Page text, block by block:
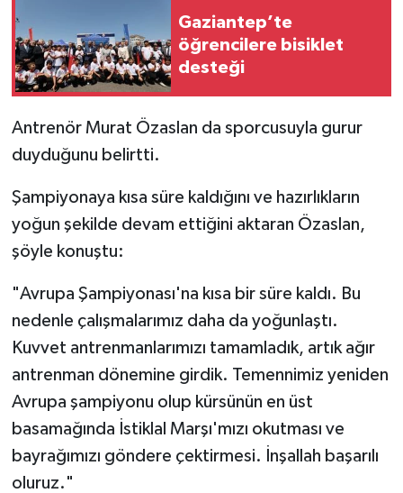
Gaziantep’te
öğrencilere bisiklet
desteği
Antrenör Murat Özaslan da sporcusuyla gurur
duyduğunu belirtti.
Şampiyonaya kısa süre kaldığını ve hazırlıkların
yoğun şekilde devam ettiğini aktaran Özaslan,
şöyle konuştu:
"Avrupa Şampiyonası'na kısa bir süre kaldı. Bu
nedenle çalışmalarımız daha da yoğunlaştı.
Kuvvet antrenmanlarımızı tamamladık, artık ağır
antrenman dönemine girdik. Temennimiz yeniden
Avrupa şampiyonu olup kürsünün en üst
basamağında İstiklal Marşı'mızı okutması ve
bayrağımızı göndere çektirmesi. İnşallah başarılı
oluruz."